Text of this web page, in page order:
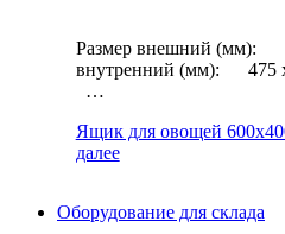
Размер внешний (мм):
внутренний (мм):
…
Ящик для овощей
далее
Оборудование для склада